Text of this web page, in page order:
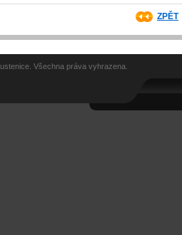
ZPĚT
Všechna práva vyhrazena.